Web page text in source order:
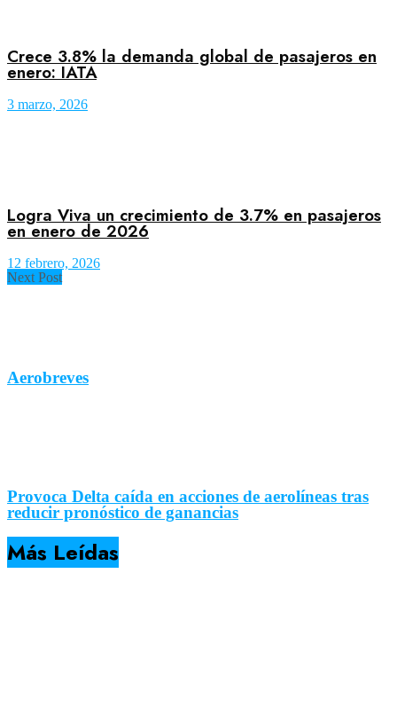
Crece 3.8% la demanda global de pasajeros en
enero: IATA
3 marzo, 2026
Logra Viva un crecimiento de 3.7% en pasajeros
en enero de 2026
12 febrero, 2026
Next Post
Aerobreves
Provoca Delta caída en acciones de aerolíneas tras
reducir pronóstico de ganancias
Más Leídas